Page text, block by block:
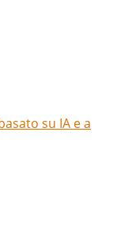
su IA e a